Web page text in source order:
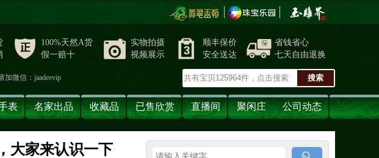
100%天然A货
假一赔十
实物拍摄
视频展示
顺丰保价
安全送达
省钱省心
七天自由退换
加微信：jaadeevip
表 名家出品 收藏品 已售欣赏 直播间 聚闲庄 公司动态
大家来认识一下